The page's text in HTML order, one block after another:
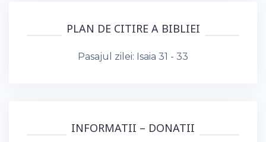
PLAN DE CITIRE A BIBLIEI
Pasajul zilei: Isaia 31 - 33
INFORMATII – DONATII